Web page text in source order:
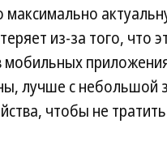
из-за того, что
мобильных
лучше с небольшой
чтобы не